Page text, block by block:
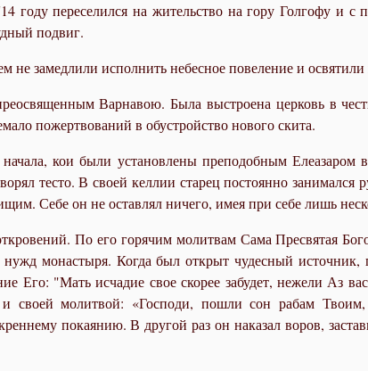
году переселился на жительство на гору Голгофу
подвиг.
замедлили исполнить небесное повеление и освятили
Варнавою. Была выстроена церковь в
пожертвований в обустройство нового скита.
кои были установлены преподобным Елеазаром
тесто. В своей келлии старец постоянно
Себе он не оставлял ничего, имея при себе лишь
По его горячим молитвам Сама Пресвятая
монастыря. Когда был открыт чудесный
Его: "Мать исчадие свое скорее забудет, нежели Аз
молитвой: «Господи, пошли сон рабам
покаянию. В другой раз он наказал воров,